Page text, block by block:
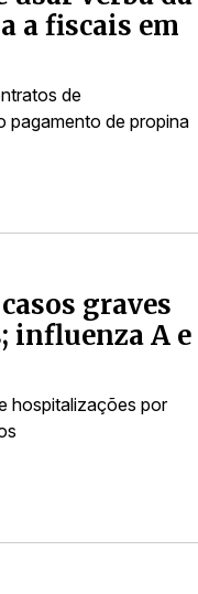
a fiscais em
de
pagamento de propina
graves
influenza A e
hospitalizações por